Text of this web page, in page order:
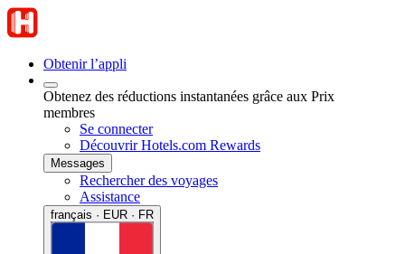
Obtenir l’appli
Obtenez des réductions instantanées grâce aux Prix
membres
Se connecter
Découvrir Hotels.com Rewards
Messages
Rechercher des voyages
Assistance
français · EUR · FR